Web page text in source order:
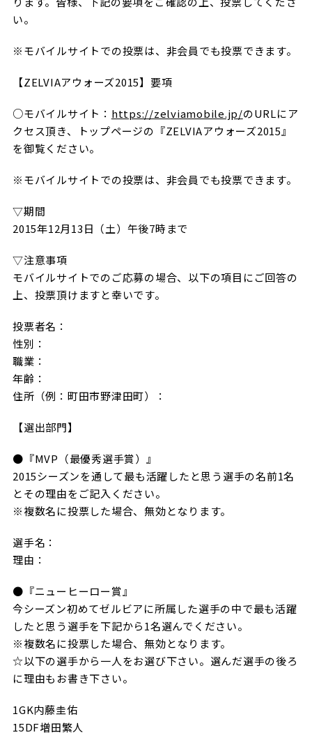
ホームタウン活動
アカデミー
スクール
その他
スタジアムアクセス
スタジアムマップ
観戦方法を知る
ビジターサポーターの皆様へ
車イスでの観戦
試合運営管理規程
ファンになるトップ
ファンクラブ
ＦＣ町田ゼルビアをサポート
トレーニングの見学・ファンサービス
ボランティア
ＦＣ町田ゼルビアカレンダー
三輪緑山ベースを利用
三輪緑山ベースご利用案内
グッズを買う
ユニフォーム
ホームタウン
ホームタウントップ
ゼルビアアシスト募集
ゼルビアアシスト協賛企業一覧
ゼルナビ
ゼル塾
ＦＣ町田ゼルビアスポーツクラブ
ＦＣ町田ゼルビアアカデミー
ゼルビアフットサルパーク
パートナー
FOLLOW
い。
※モバイルサイトでの投票は、非会員でも投票できます。
【ZELVIAアウォーズ2015】要項
○モバイルサイト： https://zelviamobile.jp/のURLにア
クセス頂き、トップページの『ZELVIAアウォーズ2015』
を御覧ください。
※モバイルサイトでの投票は、非会員でも投票できます。
▽期間
2015年12月13日（土）午後7時まで
▽注意事項
モバイルサイトでのご応募の場合、以下の項目にご回答の
上、投票頂けますと幸いです。
投票者名：
性別：
職業：
年齢：
住所（例：町田市野津田町）：
【選出部門】
●『MVP（最優秀選手賞）』
2015シーズンを通して最も活躍したと思う選手の名前1名
とその理由をご記入ください。
※複数名に投票した場合、無効となります。
選手名：
理由：
●『ニューヒーロー賞』
今シーズン初めてゼルビアに所属した選手の中で最も活躍
したと思う選手を下記から1名選んでください。
※複数名に投票した場合、無効となります。
☆以下の選手から一人をお選び下さい。選んだ選手の後ろ
に理由もお書き下さい。
1GK内藤圭佑
15DF増田繁人